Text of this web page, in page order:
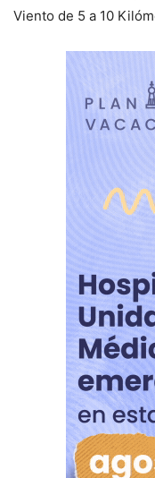
Viento de 5 a 10